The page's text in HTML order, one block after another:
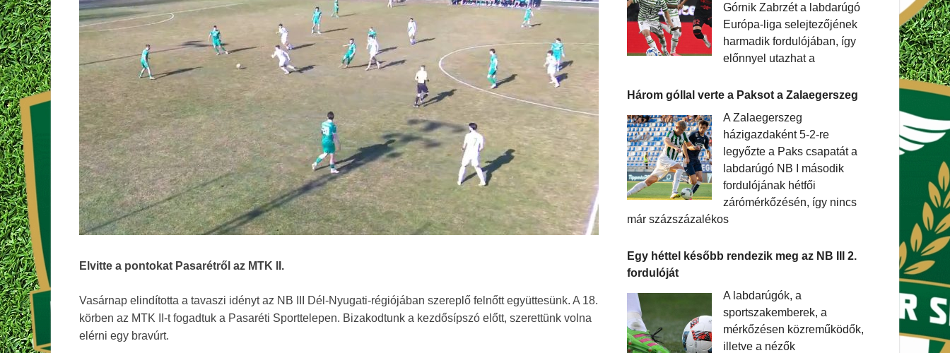
Elvitte a pontokat Pasarétről az MTK II.
Vasárnap elindította a tavaszi idényt az NB III Dél-Nyugati-régiójában szereplő felnőtt együttesünk. A 18.
körben az MTK II-t fogadtuk a Pasaréti Sporttelepen. Bizakodtunk a kezdősípszó előtt, szerettünk volna
elérni egy bravúrt.
Górnik Zabrzét a labdarúgó
Európa-liga selejtezőjének
harmadik fordulójában, így
előnnyel utazhat a
Három góllal verte a Paksot a Zalaegerszeg
A Zalaegerszeg
házigazdaként 5-2-re
legyőzte a Paks csapatát a
labdarúgó NB I második
fordulójának hétfői
zárómérkőzésén, így nincs
már százszázalékos
Egy héttel később rendezik meg az NB III 2.
fordulóját
A labdarúgók, a
sportszakemberek, a
mérkőzésen közreműködők,
illetve a nézők